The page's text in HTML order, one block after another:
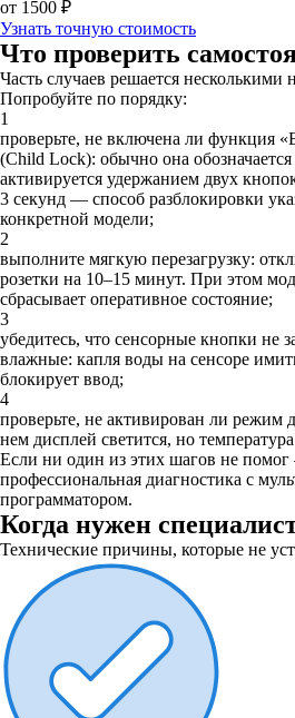
от 1500 ₽
Узнать точную стоимость
Что проверить
Часть случаев решается
Попробуйте по порядку:
1
проверьте, не включена ли функция
(Child Lock): обычно она обозначается
активируется удержанием двух
3 секунд — способ разблокировки
конкретной модели;
2
выполните мягкую перезагрузку:
розетки на 10–15 минут. При этом
сбрасывает оперативное состояние;
3
убедитесь, что сенсорные кнопки не
влажные: капля воды на сенсоре
блокирует ввод;
4
проверьте, не активирован ли режим
нем дисплей светится, но
Если ни один из этих шагов не
профессиональная диагностика с
программатором.
Когда нужен
Технические причины, которые не